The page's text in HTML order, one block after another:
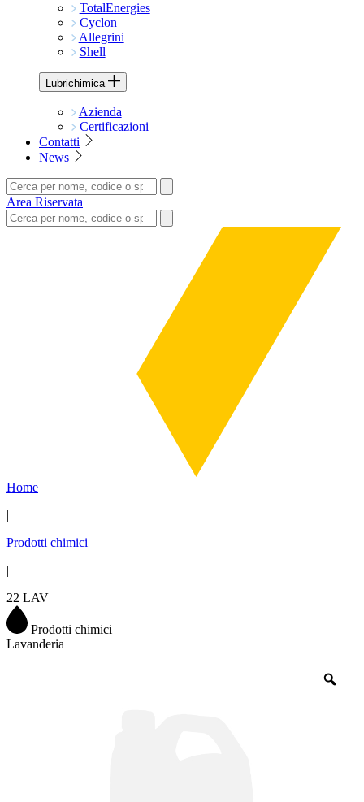
TotalEnergies
Cyclon
Allegrini
Shell
Lubrichimica
Azienda
Certificazioni
Contatti
News
Area Riservata
Home
|
Prodotti chimici
|
22 LAV
Prodotti chimici
Lavanderia